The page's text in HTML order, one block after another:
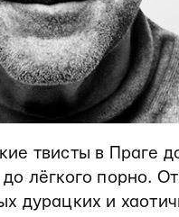
твисты в Праге
лёгкого порно.
дурацких и